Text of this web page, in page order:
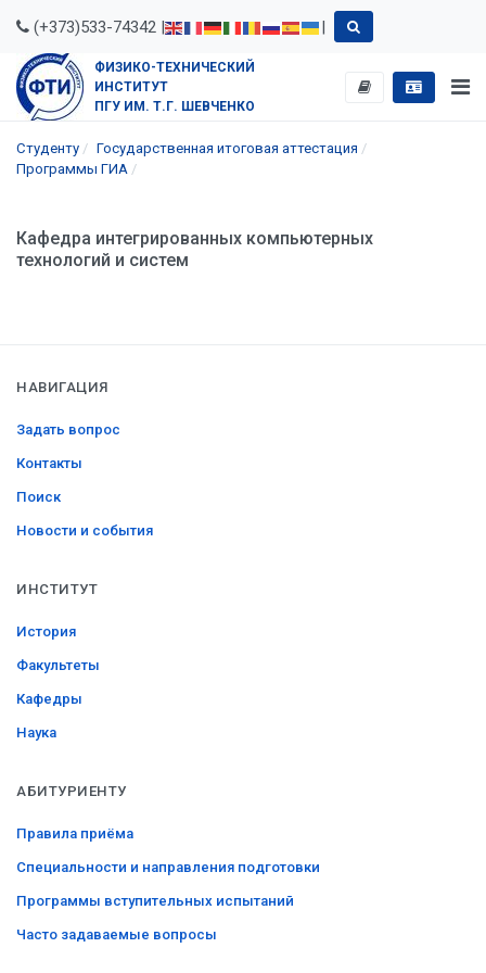
(+373)533-74342 | |
ФИЗИКО-ТЕХНИЧЕСКИЙ
ИНСТИТУТ
ПГУ ИМ. Т.Г. ШЕВЧЕНКО
Студенту
Государственная итоговая аттестация
Программы ГИА
Кафедра интегрированных компьютерных
технологий и систем
НАВИГАЦИЯ
Задать вопрос
Контакты
Поиск
Новости и события
ИНСТИТУТ
История
Факультеты
Кафедры
Наука
АБИТУРИЕНТУ
Правила приёма
Специальности и направления подготовки
Программы вступительных испытаний
Часто задаваемые вопросы